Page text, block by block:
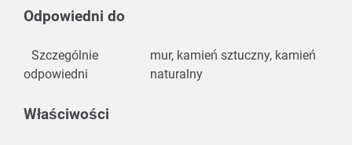
Odpowiedni do
Szczególnie
odpowiedni
mur, kamień sztuczny, kamień
naturalny
Właściwości